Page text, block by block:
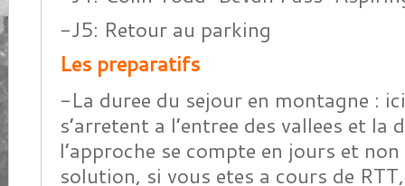
-J5: Retour au parking
Les preparatifs
-La duree du sejour en montagne :
s’arretent a l’entree des vallees et la
l’approche se compte en jours et
solution, si vous etes a cours de